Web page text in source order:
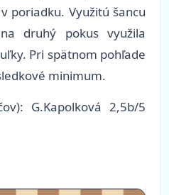
poriadku. Využitú šancu
druhý pokus využila
Pri spätnom pohľade
minimum.
G.Kapolková 2,5b/5